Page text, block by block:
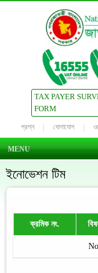
TAX PAYER
FORM
প্রশ্ন যোগাযোগ
MENU
ইনোভেশন টিম
ক্রমিক নং.